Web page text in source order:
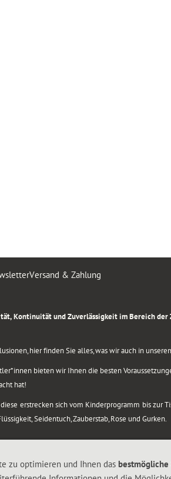
Versand & Zahlung
Kontinuität und Zuverlässigkeit im Bereich
hier finden Sie alles, was wir auch in
bieten wir Ihnen die besten
hat!
diese erstrecken sich vom Kinderprogramm bis
Seidentuch, Zauberstab, Rose und Gurken.
zu optimieren und Ihnen das